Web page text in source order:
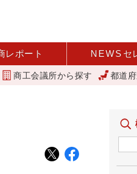
レポート NEWS セ
谷 変革と価値共創による日
商工会議所から探す 都道